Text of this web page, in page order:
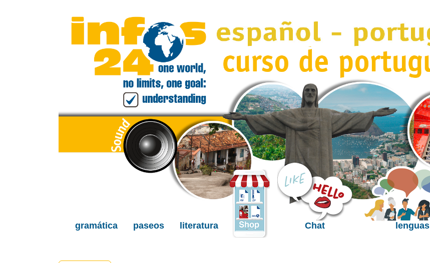
gramática paseos literatura Chat lenguas